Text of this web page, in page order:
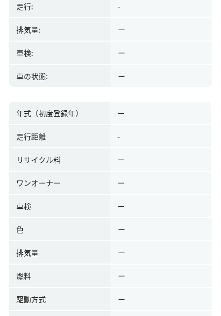
走行: -
排気量: ー
車検: ー
車の状態: ー
年式（初度登録年） ー
走行距離 -
リサイクル料 ー
ワンオーナー ー
車検 ー
色 ー
排気量 ー
燃料 ー
駆動方式 ー